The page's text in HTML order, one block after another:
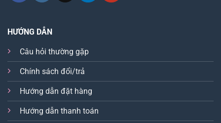
HƯỚNG DẪN
Câu hỏi thường gặp
Chính sách đổi/trả
Hướng dẫn đặt hàng
Hướng dẫn thanh toán